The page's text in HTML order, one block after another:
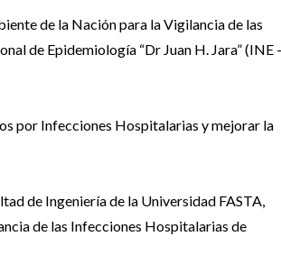
de la Nación para la Vigilancia de las
de Epidemiología “Dr Juan H. Jara” (INE
por Infecciones Hospitalarias y mejorar la
de Ingeniería de la Universidad FASTA,
de las Infecciones Hospitalarias de